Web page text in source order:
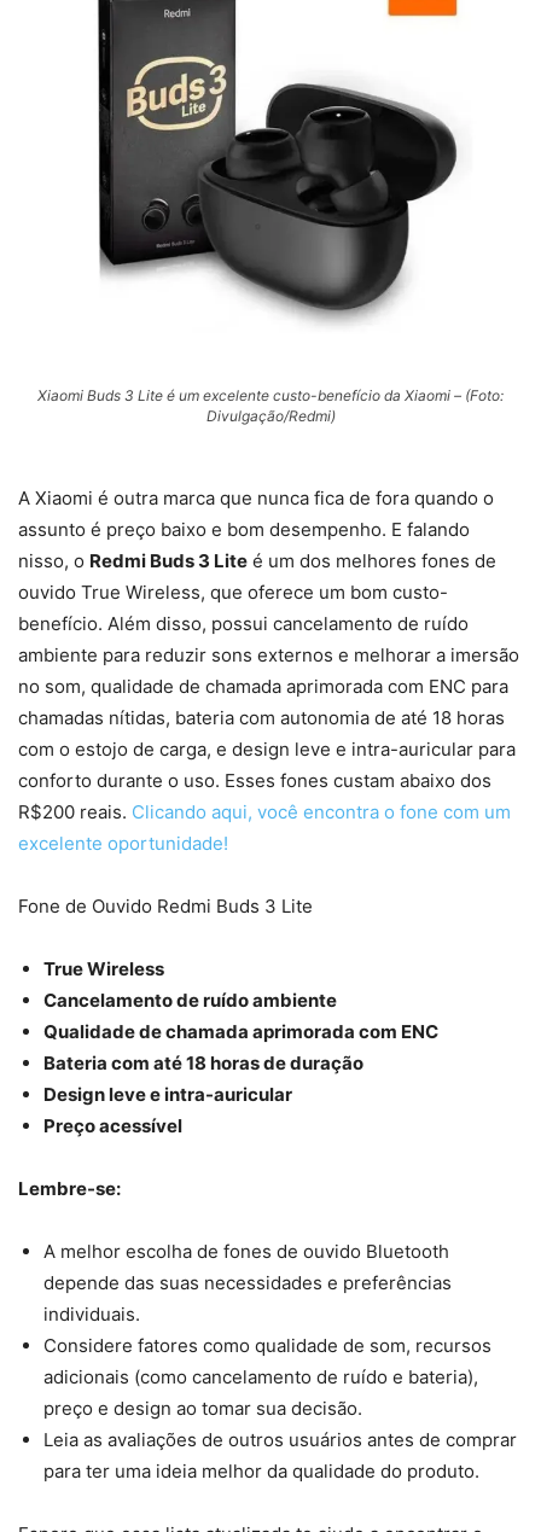
Xiaomi Buds 3 Lite é um excelente custo-benefício da Xiaomi – (Foto:
Divulgação/Redmi)
A Xiaomi é outra marca que nunca fica de fora quando o
assunto é preço baixo e bom desempenho. E falando
nisso, o Redmi Buds 3 Lite é um dos melhores fones de
ouvido True Wireless, que oferece um bom custo-
benefício. Além disso, possui cancelamento de ruído
ambiente para reduzir sons externos e melhorar a imersão
no som, qualidade de chamada aprimorada com ENC para
chamadas nítidas, bateria com autonomia de até 18 horas
com o estojo de carga, e design leve e intra-auricular para
conforto durante o uso. Esses fones custam abaixo dos
R$200 reais. Clicando aqui, você encontra o fone com um
excelente oportunidade!
Fone de Ouvido Redmi Buds 3 Lite
True Wireless
Cancelamento de ruído ambiente
Qualidade de chamada aprimorada com ENC
Bateria com até 18 horas de duração
Design leve e intra-auricular
Preço acessível
Lembre-se:
A melhor escolha de fones de ouvido Bluetooth
depende das suas necessidades e preferências
individuais.
Considere fatores como qualidade de som, recursos
adicionais (como cancelamento de ruído e bateria),
preço e design ao tomar sua decisão.
Leia as avaliações de outros usuários antes de comprar
para ter uma ideia melhor da qualidade do produto.